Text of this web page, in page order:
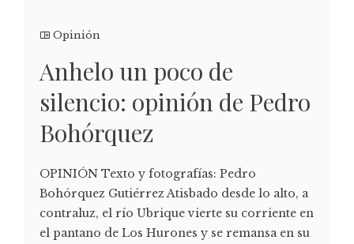
Opinión
Anhelo un poco de
silencio: opinión de Pedro
Bohórquez
OPINIÓN Texto y fotografías: Pedro
Bohórquez Gutiérrez Atisbado desde lo alto, a
contraluz, el río Ubrique vierte su corriente en
el pantano de Los Hurones y se remansa en su